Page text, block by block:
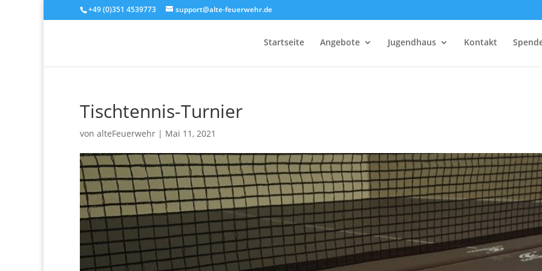
+49 (0)351 4539773 support@alte-feuerwehr.de
Startseite Angebote Jugendhaus Kontakt
Tischtennis-Turnier
von alteFeuerwehr | Mai 11, 2021